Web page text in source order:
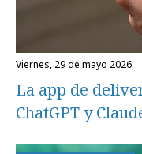
viernes, 29 de mayo 2026
La app de
ChatGPT y